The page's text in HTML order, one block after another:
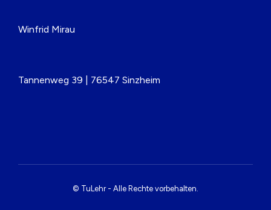
Winfrid Mirau
Tannenweg 39 | 76547 Sinzheim
© TuLehr - Alle Rechte vorbehalten.